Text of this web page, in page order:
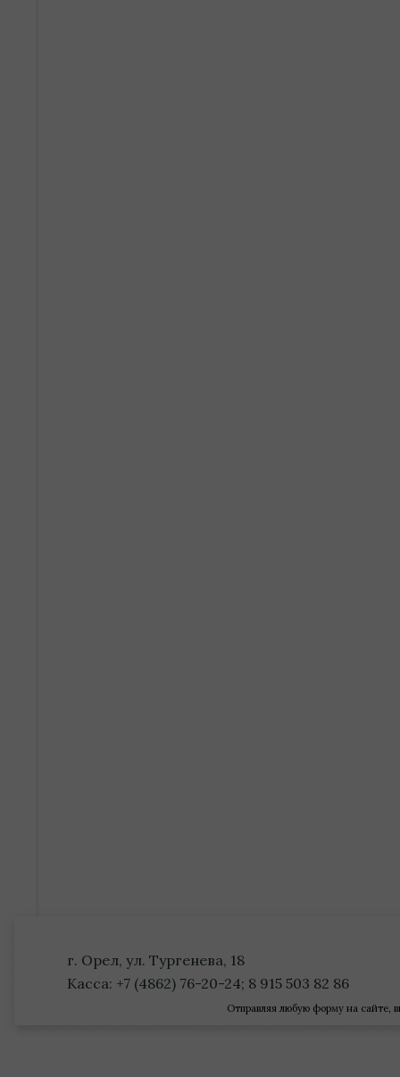
г. Орел, ул. Тургенева, 18
Касса: +7 (4862) 76-20-24; 8 915 503 82 86
Отправляя любую форму на сайте,